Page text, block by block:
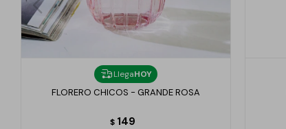
LlegaHOY
FLORERO CHICOS - GRANDE ROSA
$ 149